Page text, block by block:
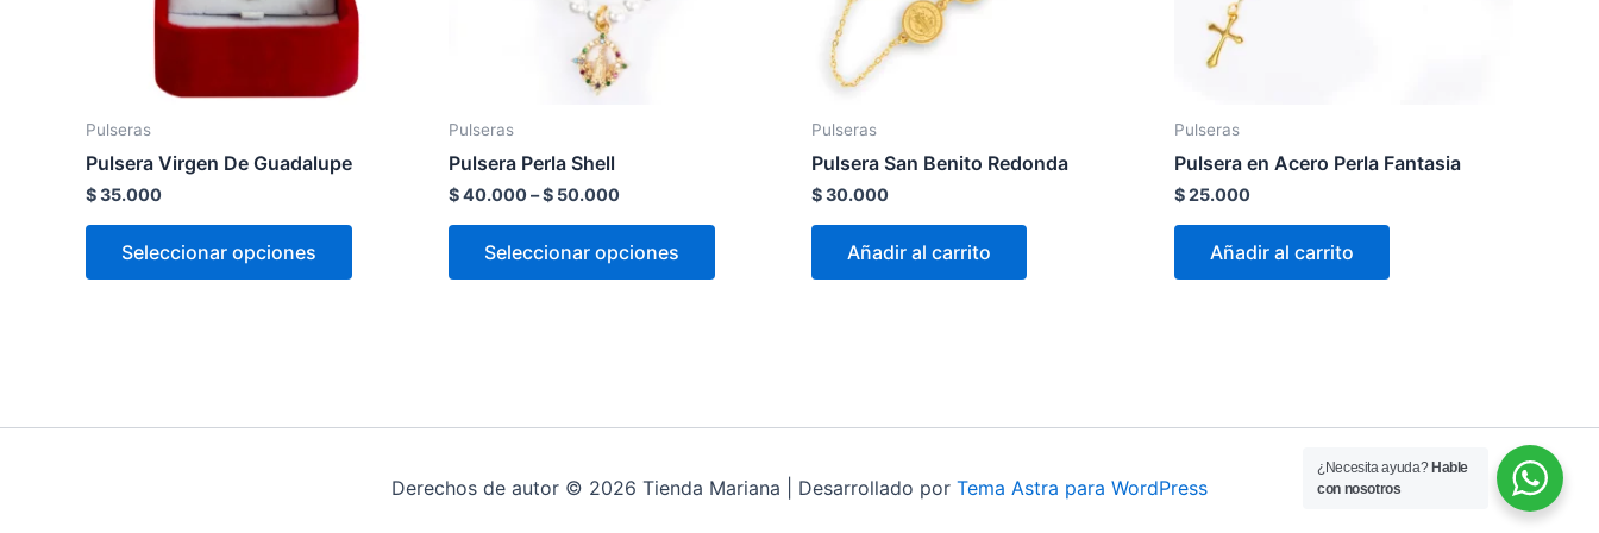
Pulseras
Pulsera Virgen De Guadalupe
$35.000
Seleccionar opciones
pueden
elegir
en
Pulseras
Pulsera Perla Shell
$40.000–$ 50.000
Seleccionar opciones
Pulseras
Pulsera San Benito Redonda
$30.000
Añadir al carrito
Pulseras
Pulsera en Acero Perla Fantasia
$25.000
Añadir al carrito
Derechos de autor © 2026 Tienda Mariana | Desarrollado por Tema Astra para WordPress
¿Necesita ayuda? Hable
con nosotros